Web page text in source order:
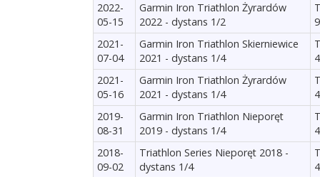
2022-
05-15
Garmin Iron Triathlon Żyrardów
2022 - dystans 1/2
2021-
07-04
Garmin Iron Triathlon Skierniewice
2021 - dystans 1/4
2021-
05-16
Garmin Iron Triathlon Żyrardów
2021 - dystans 1/4
2019-
08-31
Garmin Iron Triathlon Nieporęt
2019 - dystans 1/4
2018-
09-02
Triathlon Series Nieporęt 2018 -
dystans 1/4